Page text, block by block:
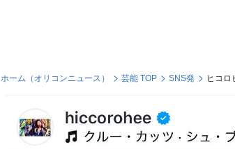
ホーム（オリコンニュース） 芸能 TOP SNS発 ヒコロ